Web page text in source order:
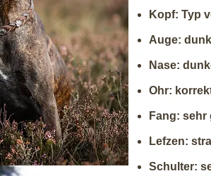
Kopf: Typ
Auge:
Nase:
Ohr:
Fang: sehr
Lefzen:
Schulter: